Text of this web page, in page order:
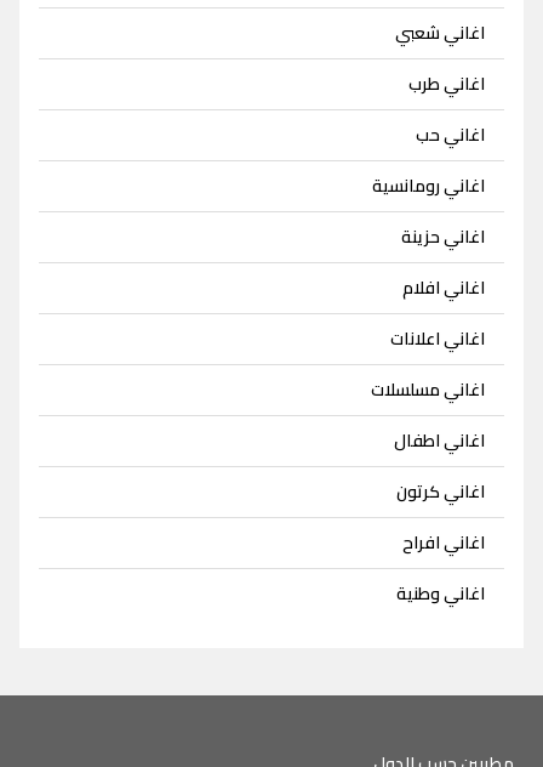
اغاني شعبي
اغاني طرب
اغاني حب
اغاني رومانسية
اغاني حزينة
اغاني افلام
اغاني اعلانات
اغاني مسلسلات
اغاني اطفال
اغاني كرتون
اغاني افراح
اغاني وطنية